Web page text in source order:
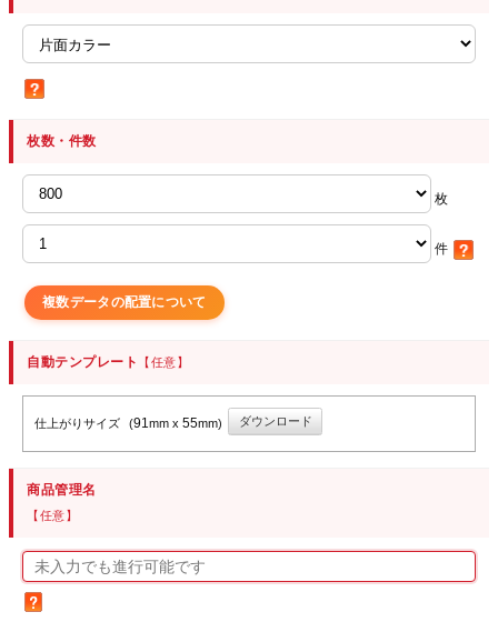
枚数・件数
枚
件
複数データの配置について
自動テンプレート 【任意】
仕上がりサイズ (91mm x 55mm) ダウンロード
商品管理名
【任意】